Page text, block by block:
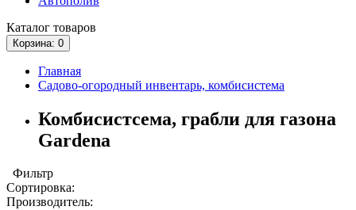
Каталог товаров
Корзина: 0
Главная
Садово-огородный инвентарь, комбисистема
Комбисистсема, грабли для газона
Gardena
Фильтр
Сортировка:
Производитель: